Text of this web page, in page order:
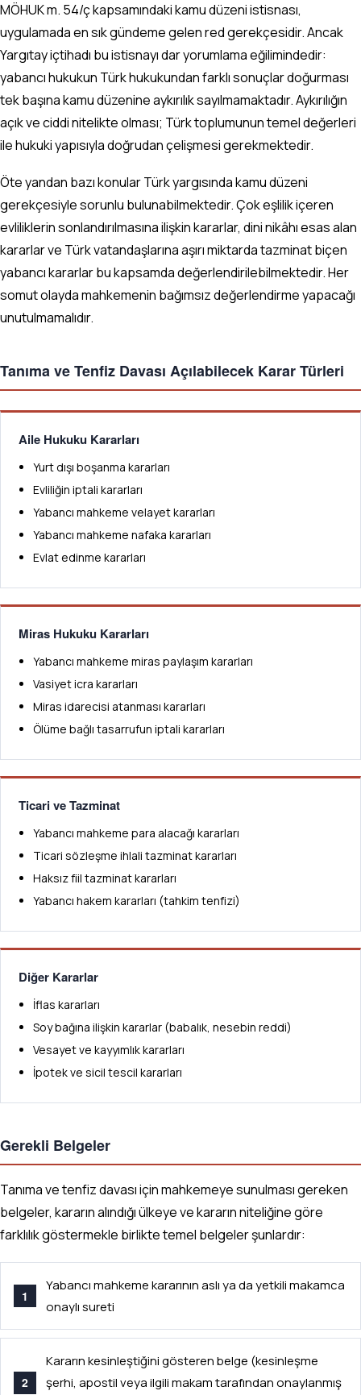
MÖHUK m. 54/ç kapsamındaki kamu düzeni istisnası,
uygulamada en sık gündeme gelen red gerekçesidir. Ancak
Yargıtay içtihadı bu istisnayı dar yorumlama eğilimindedir:
yabancı hukukun Türk hukukundan farklı sonuçlar doğurması
tek başına kamu düzenine aykırılık sayılmamaktadır. Aykırılığın
açık ve ciddi nitelikte olması; Türk toplumunun temel değerleri
ile hukuki yapısıyla doğrudan çelişmesi gerekmektedir.
Öte yandan bazı konular Türk yargısında kamu düzeni
gerekçesiyle sorunlu bulunabilmektedir. Çok eşlilik içeren
evliliklerin sonlandırılmasına ilişkin kararlar, dini nikâhı esas alan
kararlar ve Türk vatandaşlarına aşırı miktarda tazminat biçen
yabancı kararlar bu kapsamda değerlendirilebilmektedir. Her
somut olayda mahkemenin bağımsız değerlendirme yapacağı
unutulmamalıdır.
Tanıma ve Tenfiz Davası Açılabilecek Karar Türleri
Aile Hukuku Kararları
Yurt dışı boşanma kararları
Evliliğin iptali kararları
Yabancı mahkeme velayet kararları
Yabancı mahkeme nafaka kararları
Evlat edinme kararları
Miras Hukuku Kararları
Yabancı mahkeme miras paylaşım kararları
Vasiyet icra kararları
Miras idarecisi atanması kararları
Ölüme bağlı tasarrufun iptali kararları
Ticari ve Tazminat
Yabancı mahkeme para alacağı kararları
Ticari sözleşme ihlali tazminat kararları
Haksız fiil tazminat kararları
Yabancı hakem kararları (tahkim tenfizi)
Diğer Kararlar
İflas kararları
Soy bağına ilişkin kararlar (babalık, nesebin reddi)
Vesayet ve kayyımlık kararları
İpotek ve sicil tescil kararları
Gerekli Belgeler
Tanıma ve tenfiz davası için mahkemeye sunulması gereken
belgeler, kararın alındığı ülkeye ve kararın niteliğine göre
farklılık göstermekle birlikte temel belgeler şunlardır:
Yabancı mahkeme kararının aslı ya da yetkili makamca
onaylı sureti
Kararın kesinleştiğini gösteren belge (kesinleşme
şerhi, apostil veya ilgili makam tarafından onaylanmış